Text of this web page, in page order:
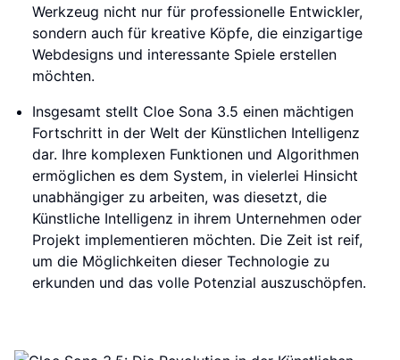
Werkzeug nicht nur für professionelle Entwickler,
sondern auch für kreative Köpfe, die einzigartige
Webdesigns und interessante Spiele erstellen
möchten.
Insgesamt stellt Cloe Sona 3.5 einen mächtigen
Fortschritt in der Welt der Künstlichen Intelligenz
dar. Ihre komplexen Funktionen und Algorithmen
ermöglichen es dem System, in vielerlei Hinsicht
unabhängiger zu arbeiten, was diesetzt, die
Künstliche Intelligenz in ihrem Unternehmen oder
Projekt implementieren möchten. Die Zeit ist reif,
um die Möglichkeiten dieser Technologie zu
erkunden und das volle Potenzial auszuschöpfen.